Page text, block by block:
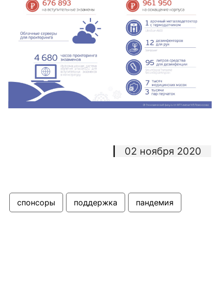
02 ноября 2020
спонсоры поддержка пандемия